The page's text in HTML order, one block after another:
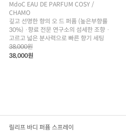
MdoC EAU DE PARFUM COSY /
CHAMO
깊고 선명한 향의 오 드 퍼퓸 (높은부향률
30%) ·향료 전문 연구소의 섬세한 조향 ·
고르고 넓은 분사력으로 빠른 향기 세팅
38,000원
38,000원
릴리프 바디 퍼퓸 스프레이